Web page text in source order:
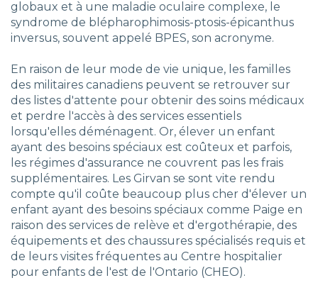
globaux et à une maladie oculaire complexe, le
syndrome de blépharophimosis-ptosis-épicanthus
inversus, souvent appelé BPES, son acronyme.
En raison de leur mode de vie unique, les familles
des militaires canadiens peuvent se retrouver sur
des listes d'attente pour obtenir des soins médicaux
et perdre l'accès à des services essentiels
lorsqu'elles déménagent. Or, élever un enfant
ayant des besoins spéciaux est coûteux et parfois,
les régimes d'assurance ne couvrent pas les frais
supplémentaires. Les Girvan se sont vite rendu
compte qu'il coûte beaucoup plus cher d'élever un
enfant ayant des besoins spéciaux comme Paige en
raison des services de relève et d'ergothérapie, des
équipements et des chaussures spécialisés requis et
de leurs visites fréquentes au Centre hospitalier
pour enfants de l'est de l'Ontario (CHEO).